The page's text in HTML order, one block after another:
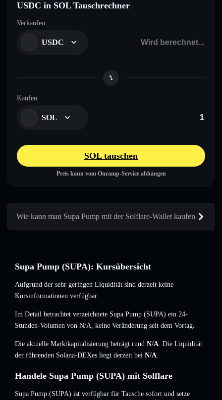
USDC in SOL Tauschrechner
Verkaufen
USDC
Kaufen
SOL
SOL tauschen
Preis kann vom Onramp-Service abhängen
Wie kann man Supa Pump mit der Solflare-Wallet kaufen
Supa Pump (SUPA): Kursübersicht
Aufgrund der sehr geringen Liquidität sind derzeit keine
Kursinformationen verfügbar.
Im Detail betrachtet verzeichnete Supa Pump (SUPA) ein 24-
Stunden-Volumen von N/A, keine Veränderung seit dem Vortag.
Die aktuelle Marktkapitalisierung beträgt rund N/A. Die Liquidität
der führenden Solana-DEXes liegt derzeit bei N/A.
Handele Supa Pump (SUPA) mit Solflare
Supa Pump (SUPA) ist verfügbar für Tausche sofort und setze